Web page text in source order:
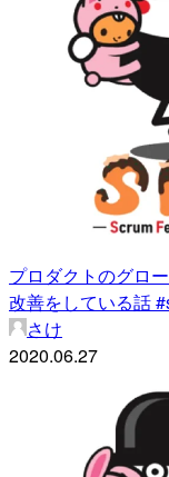
プロダクトのグロ
改善をしている話
さけ
2020.06.27